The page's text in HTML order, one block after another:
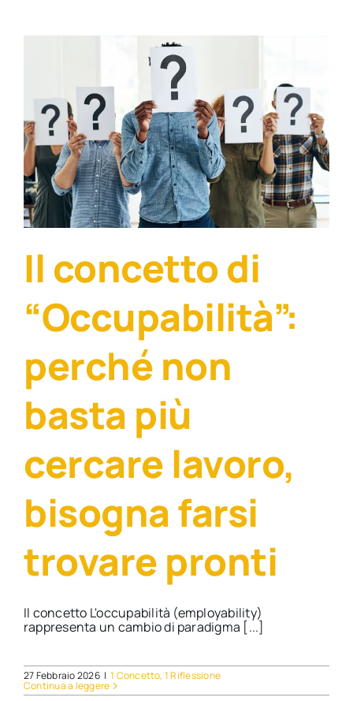
Il concetto di
“Occupabilità”:
perché non
basta più
cercare lavoro,
bisogna farsi
trovare pronti
Il concetto L'occupabilità (employability)
rappresenta un cambio di paradigma [...]
27 Febbraio 2026 | 1 Concetto, 1 Riflessione
Continua a leggere